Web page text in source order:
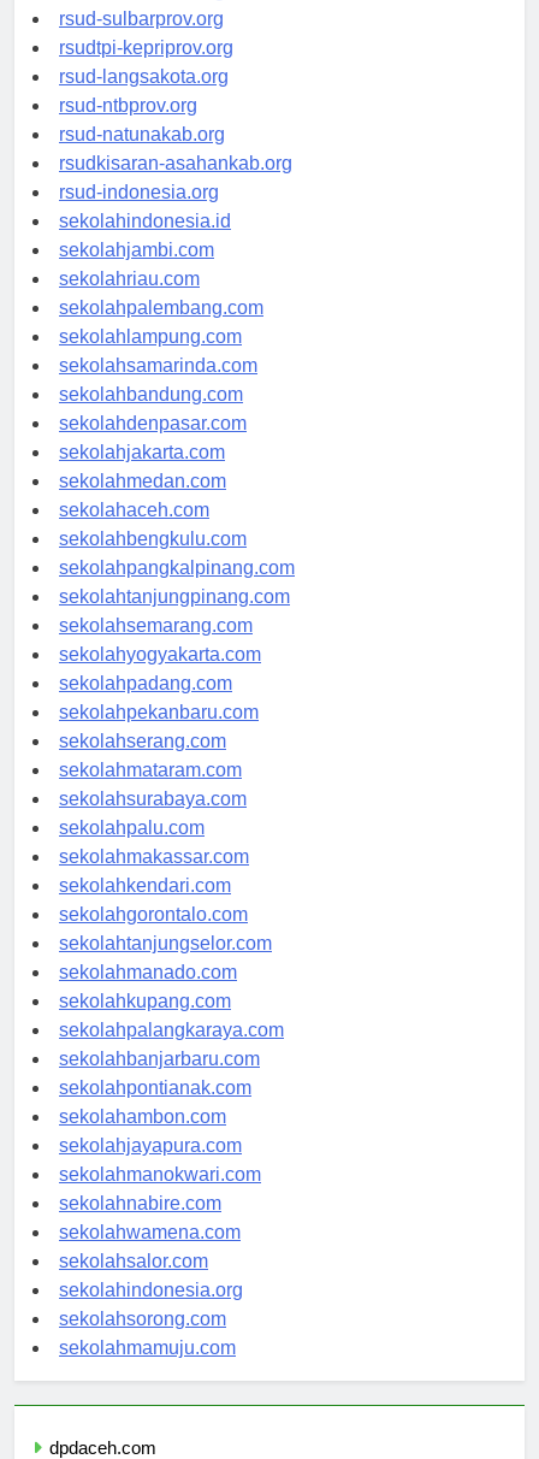
rsud-brebeskab.org
rsud-sulbarprov.org
rsudtpi-kepriprov.org
rsud-langsakota.org
rsud-ntbprov.org
rsud-natunakab.org
rsudkisaran-asahankab.org
rsud-indonesia.org
sekolahindonesia.id
sekolahjambi.com
sekolahriau.com
sekolahpalembang.com
sekolahlampung.com
sekolahsamarinda.com
sekolahbandung.com
sekolahdenpasar.com
sekolahjakarta.com
sekolahmedan.com
sekolahaceh.com
sekolahbengkulu.com
sekolahpangkalpinang.com
sekolahtanjungpinang.com
sekolahsemarang.com
sekolahyogyakarta.com
sekolahpadang.com
sekolahpekanbaru.com
sekolahserang.com
sekolahmataram.com
sekolahsurabaya.com
sekolahpalu.com
sekolahmakassar.com
sekolahkendari.com
sekolahgorontalo.com
sekolahtanjungselor.com
sekolahmanado.com
sekolahkupang.com
sekolahpalangkaraya.com
sekolahbanjarbaru.com
sekolahpontianak.com
sekolahambon.com
sekolahjayapura.com
sekolahmanokwari.com
sekolahnabire.com
sekolahwamena.com
sekolahsalor.com
sekolahindonesia.org
sekolahsorong.com